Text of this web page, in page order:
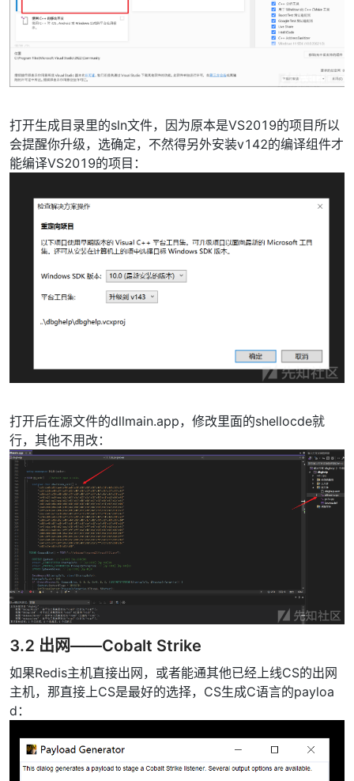
打开生成目录里的sln文件，因为原本是VS2019的项目所以
会提醒你升级，选确定，不然得另外安装v142的编译组件才
能编译VS2019的项目：
打开后在源文件的dllmain.app，修改里面的shellocde就
行，其他不用改：
3.2 出网——Cobalt Strike
如果Redis主机直接出网，或者能通其他已经上线CS的出网
主机，那直接上CS是最好的选择，CS生成C语言的payloa
d：